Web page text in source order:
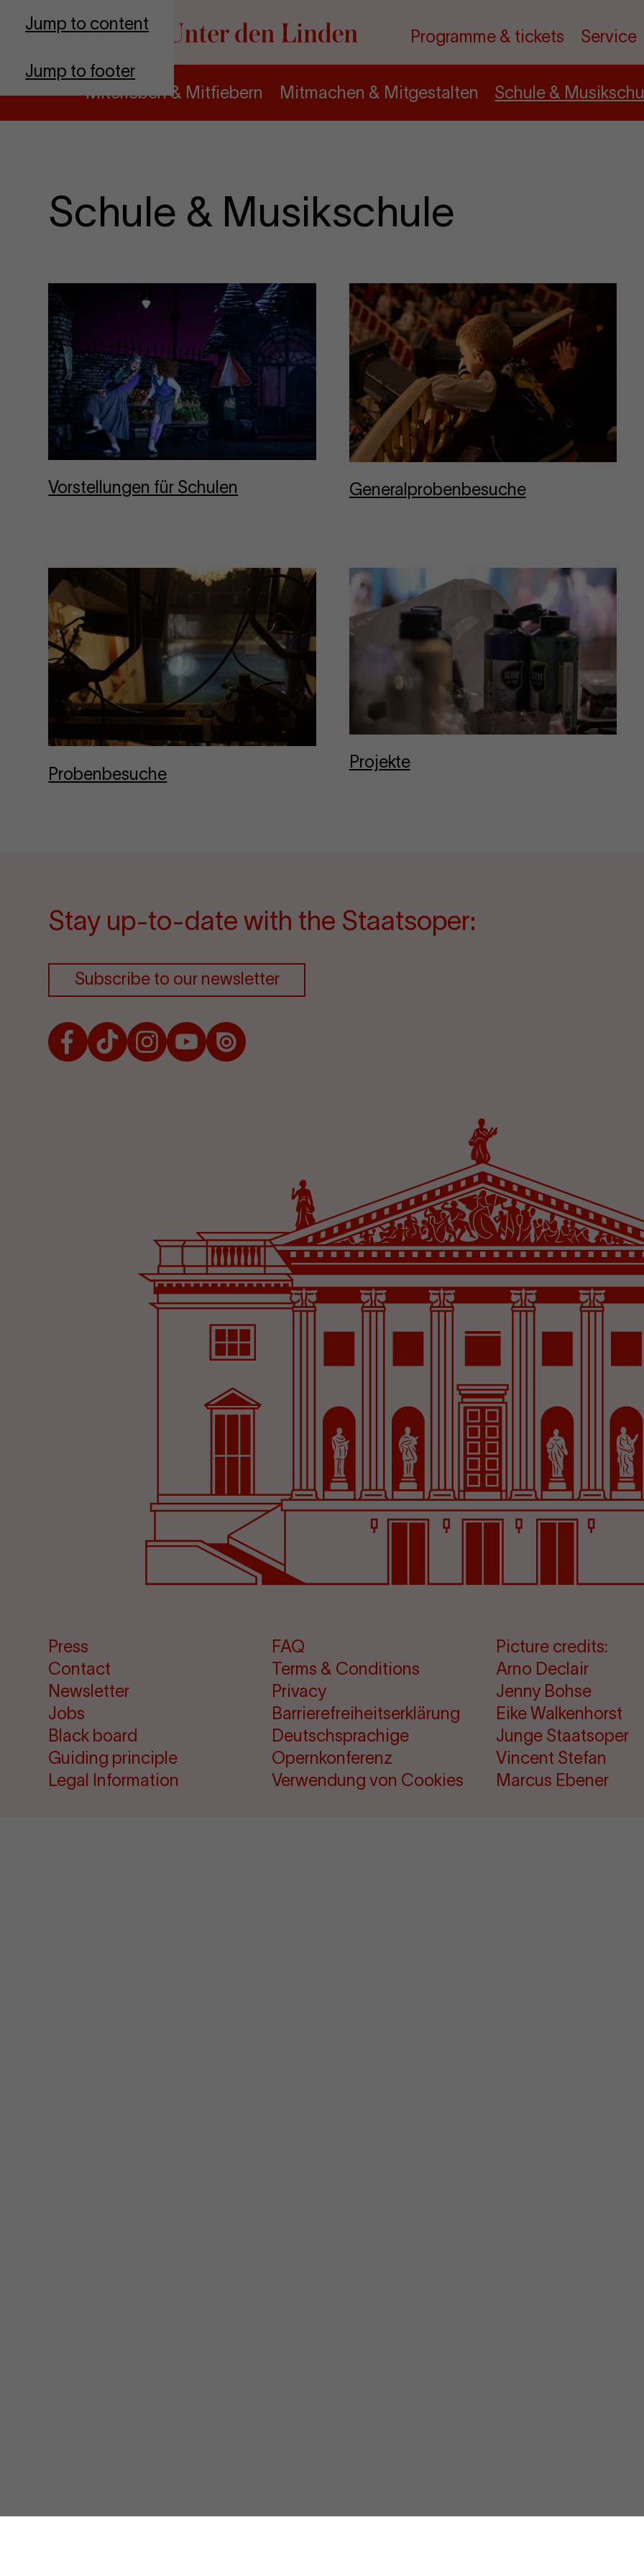
Jump to content
Jump to footer
Go to homepage
Programme & tickets Service
Miterleben & Mitfiebern Mitmachen & Mitgestalten Schule &
Schule & Musikschule
Vor­stel­lungen für Schu­len Gen­er­al­proben­be­suche
Proben­be­suche
Pro­jekte
Stay up-to-date with the Staatsoper:
Subscribe to our newsletter
Facebook
TikTokInstagram
Youtube
Issuu
Press
Contact
Newsletter
Jobs
Black board
Guiding principle
Legal Information
FAQ
Terms & Conditions
Privacy
Barrierefreiheitserklärung
Deutschsprachige
Opernkonferenz
Verwendung von Cookies
Picture credits:
Arno Declair
Jenny Bohse
Eike Walkenhorst
Junge Staatsoper
Vincent Stefan
Marcus Ebener